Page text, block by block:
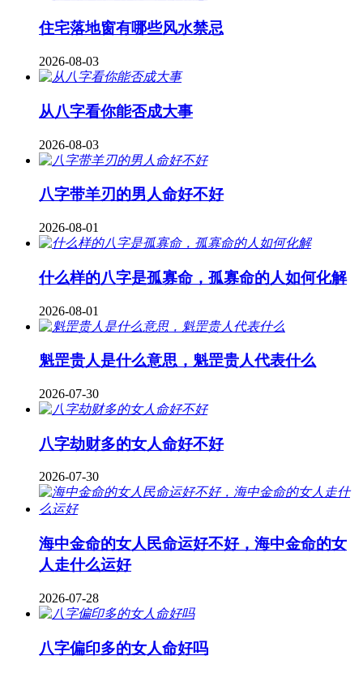
住宅落地窗有哪些风水禁忌
2026-08-03
从八字看你能否成大事
2026-08-03
八字带羊刃的男人命好不好
2026-08-01
什么样的八字是孤寡命，孤寡命的人如何化解
2026-08-01
魁罡贵人是什么意思，魁罡贵人代表什么
2026-07-30
八字劫财多的女人命好不好
2026-07-30
海中金命的女人民命运好不好，海中金命的女
人走什么运好
2026-07-28
八字偏印多的女人命好吗